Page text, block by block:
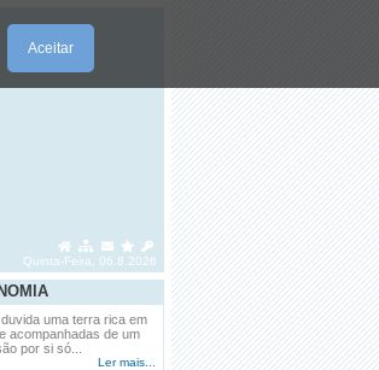
Aceitar
Quinta-Feira, 06.8.2026
uma terra rica em
acompanhadas de um
por si só...
Ler mais...